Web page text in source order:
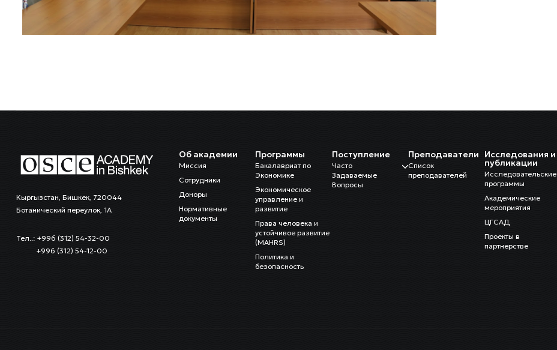
Кыргызстан, Бишкек, 720044
Ботанический переулок, 1А
Тел..: +996 (312) 54-32-00
+996 (312) 54-12-00
Об академии
Миссия
Сотрудники
Доноры
Нормативные
документы
Программы
Бакалавриат по
Экономике
Экономическое
управление и
развитие
Права человека и
устойчивое развитие
(MAHRS)
Политика и
безопасность
Поступление
Часто
Задаваемые
Вопросы
Преподаватели
Список
преподавателей
Исследования и
публикации
Исследовательские
программы
Академические
мероприятия
ЦГСАД
Проекты в
партнерстве